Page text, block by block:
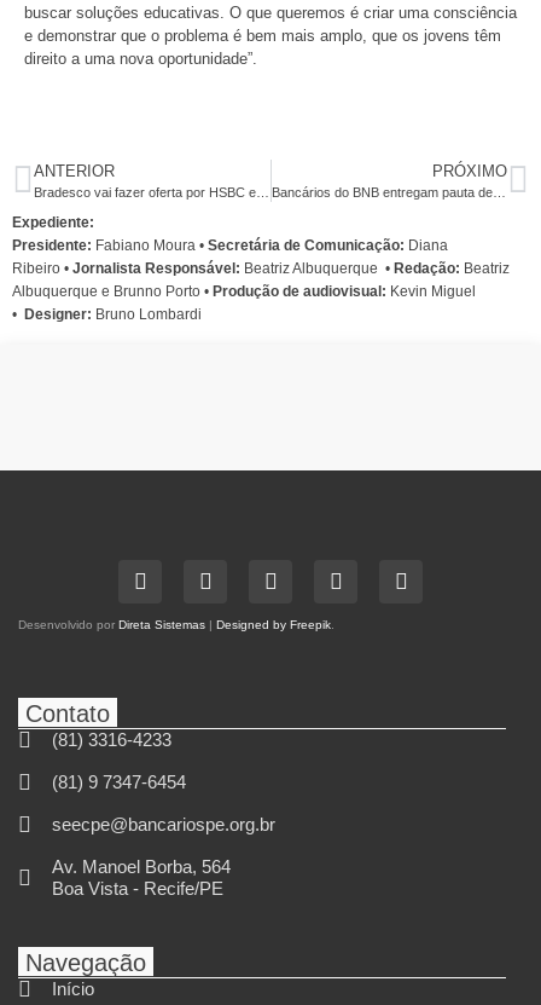
buscar soluções educativas. O que queremos é criar uma consciência
e demonstrar que o problema é bem mais amplo, que os jovens têm
direito a uma nova oportunidade”.
ANTERIOR PRÓXIMO
Bancários do BNB entregam pauta de reivindicações ao novo presidente do banco
Expediente:
Presidente: Fabiano Moura • Secretária de Comunicação: Diana
Ribeiro • Jornalista Responsável: Beatriz Albuquerque • Redação: Beatriz
Albuquerque e Brunno Porto • Produção de audiovisual: Kevin Miguel
• Designer: Bruno Lombardi
Desenvolvido por Direta Sistemas | Designed by Freepik
Contato
(81) 3316-4233
(81) 9 7347-6454
seecpe@bancariospe.org.br
Av. Manoel Borba, 564
Boa Vista - Recife/PE
Navegação
Início